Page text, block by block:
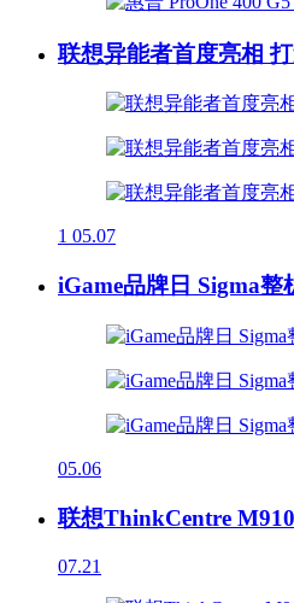
联想异能者首度亮相
1 05.07
iGame品牌日 Sigma整
05.06
联想ThinkCentre
07.21